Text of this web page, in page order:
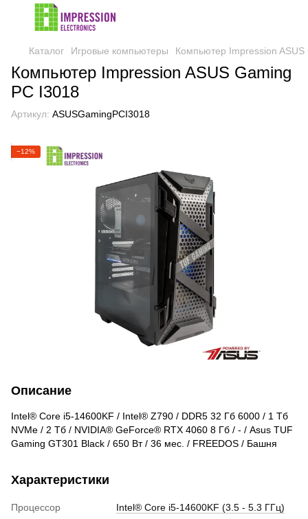
Каталог Игровые компьютеры Компьютер Impression
Компьютер Impression ASUS Gaming
PC I3018
Артикул: ASUSGamingPCI3018
−12%
Описание
Intel® Core i5-14600KF / Intel® Z790 / DDR5 32 Гб 6000 / 1 Тб
NVMe / 2 Тб / NVIDIA® GeForce® RTX 4060 8 Гб / - / Asus TUF
Gaming GT301 Black / 650 Вт / 36 мес. / FREEDOS / Башня
Характеристики
Процессор
Intel® Core i5-14600KF (3.5 - 5.3 ГГц)